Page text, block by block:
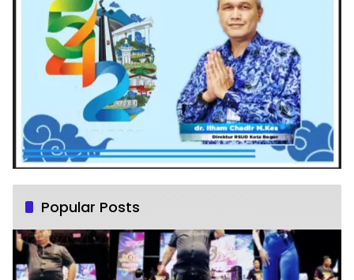
Popular Posts